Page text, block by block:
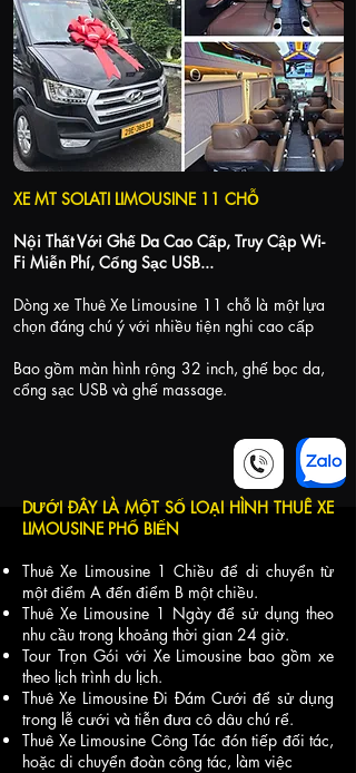
XE MT SOLATI LIMOUSINE 11 CHỖ
Nội Thất Với Ghế Da Cao Cấp, Truy Cập Wi-
Fi Miễn Phí, Cổng Sạc USB...
Dòng xe Thuê Xe Limousine 11 chỗ là một lựa
chọn đáng chú ý với nhiều tiện nghi cao cấp
Bao gồm màn hình rộng 32 inch, ghế bọc da,
cổng sạc USB và ghế massage.
DƯỚI ĐÂY LÀ MỘT SỐ LOẠI HÌNH THUÊ XE
LIMOUSINE PHỔ BIẾN
Thuê Xe Limousine 1 Chiều để di chuyển từ
một điểm A đến điểm B một chiều.
Thuê Xe Limousine 1 Ngày để sử dụng theo
nhu cầu trong khoảng thời gian 24 giờ.
Tour Trọn Gói với Xe Limousine bao gồm xe
theo lịch trình du lịch.
Thuê Xe Limousine Đi Đám Cưới để sử dụng
trong lễ cưới và tiễn đưa cô dâu chú rể.
Thuê Xe Limousine Công Tác đón tiếp đối tác,
hoặc di chuyển đoàn công tác, làm việc